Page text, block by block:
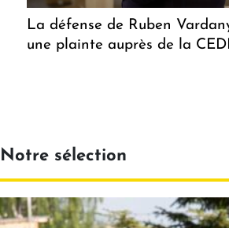
La défense de Ruben
une plainte auprès de la
Notre sélection